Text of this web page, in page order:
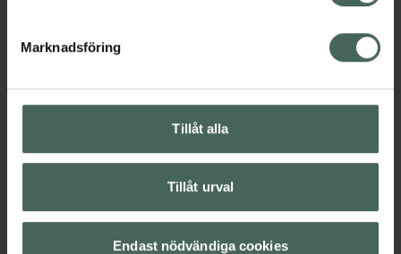
Marknadsföring
Tillåt alla
Tillåt urval
Endast nödvändiga cookies
Basmakeup
Foundation